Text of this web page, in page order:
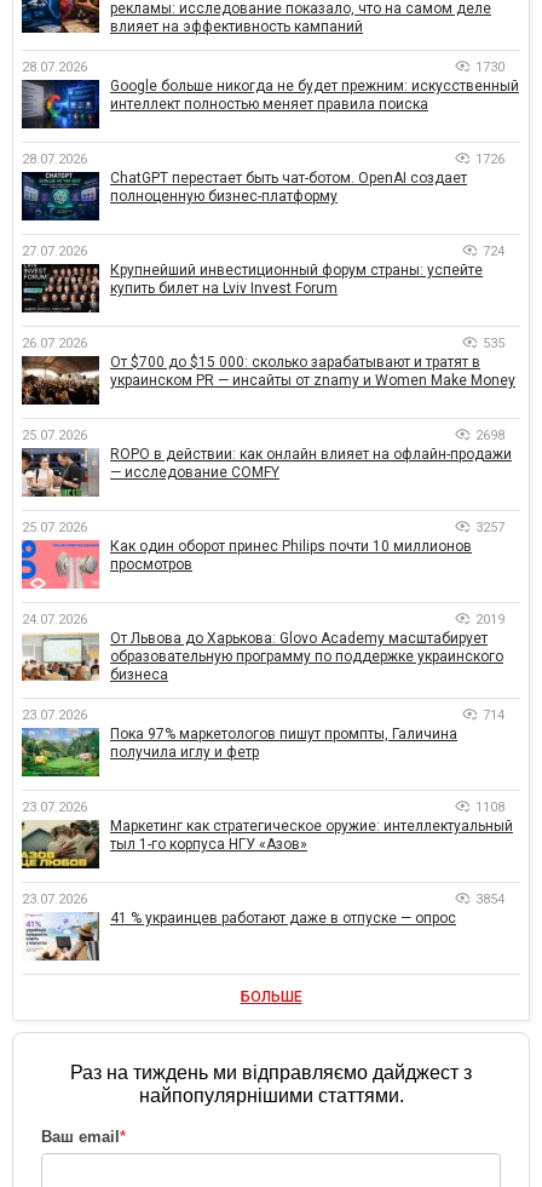
рекламы: исследование показало, что на самом деле
влияет на эффективность кампаний
28.07.2026 1730
Google больше никогда не будет прежним: искусственный
интеллект полностью меняет правила поиска
28.07.2026 1726
ChatGPT перестает быть чат-ботом. OpenAI создает
полноценную бизнес-платформу
27.07.2026 724
Крупнейший инвестиционный форум страны: успейте
купить билет на Lviv Invest Forum
26.07.2026 535
От $700 до $15 000: сколько зарабатывают и тратят в
украинском PR — инсайты от znamy и Women Make Money
25.07.2026 2698
ROPO в действии: как онлайн влияет на офлайн-продажи
— исследование COMFY
25.07.2026 3257
Как один оборот принес Philips почти 10 миллионов
просмотров
24.07.2026 2019
От Львова до Харькова: Glovo Academy масштабирует
образовательную программу по поддержке украинского
бизнеса
23.07.2026 714
Пока 97% маркетологов пишут промпты, Галичина
получила иглу и фетр
23.07.2026 1108
Маркетинг как стратегическое оружие: интеллектуальный
тыл 1-го корпуса НГУ «Азов»
23.07.2026 3854
41 % украинцев работают даже в отпуске — опрос
БОЛЬШЕ
Раз на тиждень ми відправляємо дайджест з
найпопулярнішими статтями.
Ваш email *